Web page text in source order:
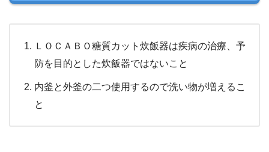
ＬＯＣＡＢＯ糖質カット炊飯器は疾病の治療、予
防を目的とした炊飯器ではないこと
内釜と外釜の二つ使用するので洗い物が増えるこ
と